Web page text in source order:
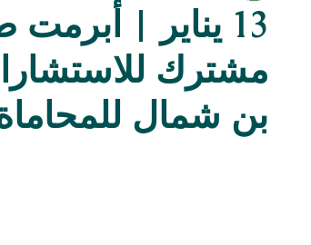
13 يناير |
مشترك
بن شمال